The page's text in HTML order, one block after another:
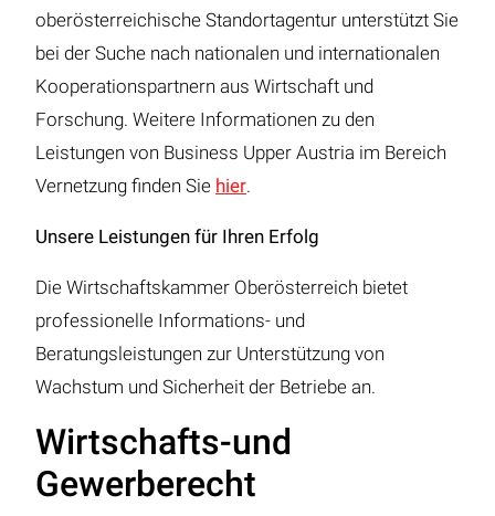
oberösterreichische Standortagentur unterstützt Sie
bei der Suche nach nationalen und internationalen
Kooperationspartnern aus Wirtschaft und
Forschung. Weitere Informationen zu den
Leistungen von Business Upper Austria im Bereich
Vernetzung finden Sie hier.
Unsere Leistungen für Ihren Erfolg
Die Wirtschaftskammer Oberösterreich bietet
professionelle Informations- und
Beratungsleistungen zur Unterstützung von
Wachstum und Sicherheit der Betriebe an.
Wirtschafts-und
Gewerberecht